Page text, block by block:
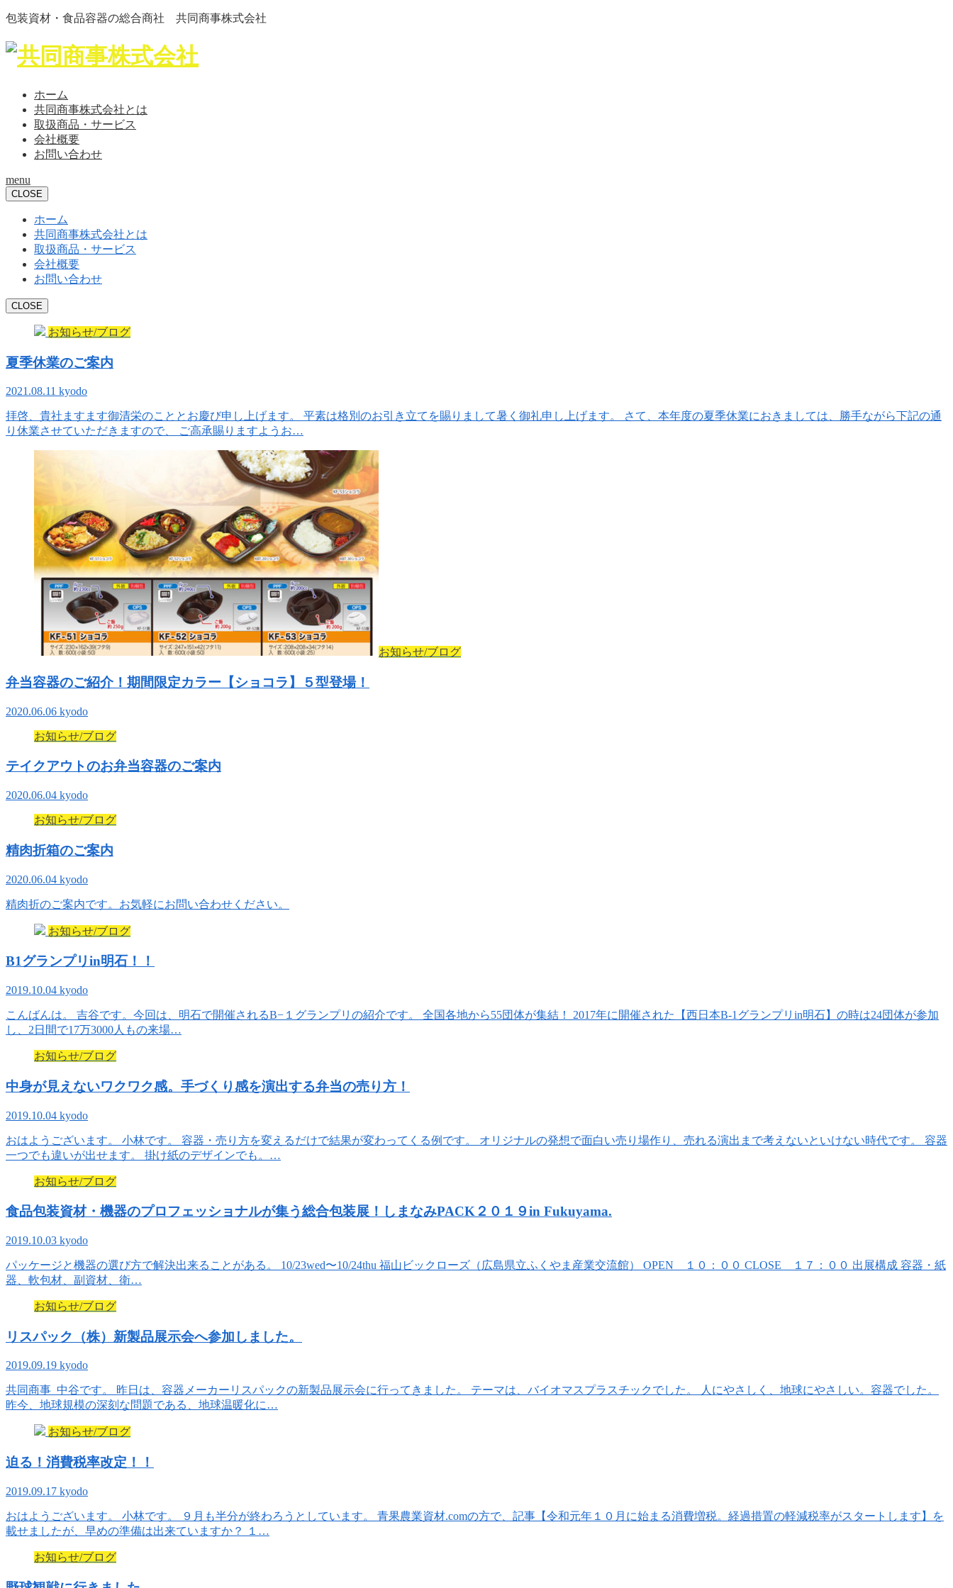
包装資材・食品容器の総合商社 共同商事株式会社
ホーム
共同商事株式会社とは
取扱商品・サービス
会社概要
お問い合わせ
menu
CLOSE
ホーム
共同商事株式会社とは
取扱商品・サービス
会社概要
お問い合わせ
CLOSE
お知らせ/ブログ
夏季休業のご案内
2021.08.11 kyodo
拝啓、貴社ますます御清栄のこととお慶び申し上げます。 平素は格別のお引き立てを賜りまして暑く御礼申し上げます。 さて、本年度の夏季休業におきましては、勝手ながら下記の通
り休業させていただきますので、 ご高承賜りますようお…
お知らせ/ブログ
弁当容器のご紹介！期間限定カラー【ショコラ】５型登場！
2020.06.06 kyodo
お知らせ/ブログ
テイクアウトのお弁当容器のご案内
2020.06.04 kyodo
お知らせ/ブログ
精肉折箱のご案内
2020.06.04 kyodo
精肉折のご案内です。お気軽にお問い合わせください。
お知らせ/ブログ
B1グランプリin明石！！
2019.10.04 kyodo
こんばんは。 吉谷です。今回は、明石で開催されるB−１グランプリの紹介です。 全国各地から55団体が集結！ 2017年に開催された【西日本B-1グランプリin明石】の時は24団体が参加
し、2日間で17万3000人もの来場…
お知らせ/ブログ
中身が見えないワクワク感。手づくり感を演出する弁当の売り方！
2019.10.04 kyodo
おはようございます。 小林です。 容器・売り方を変えるだけで結果が変わってくる例です。 オリジナルの発想で面白い売り場作り、売れる演出まで考えないといけない時代です。 容器
一つでも違いが出せます。 掛け紙のデザインでも。…
お知らせ/ブログ
食品包装資材・機器のプロフェッショナルが集う総合包装展！しまなみPACK２０１９in Fukuyama.
2019.10.03 kyodo
パッケージと機器の選び方で解決出来ることがある。 10/23wed〜10/24thu 福山ビックローズ（広島県立ふくやま産業交流館） OPEN １０：００ CLOSE １７：００ 出展構成 容器・紙
器、軟包材、副資材、衛…
お知らせ/ブログ
リスパック（株）新製品展示会へ参加しました。
2019.09.19 kyodo
共同商事 中谷です。 昨日は、容器メーカーリスパックの新製品展示会に行ってきました。 テーマは、バイオマスプラスチックでした。 人にやさしく、地球にやさしい。容器でした。
昨今、地球規模の深刻な問題である、地球温暖化に…
お知らせ/ブログ
迫る！消費税率改定！！
2019.09.17 kyodo
おはようございます。 小林です。 ９月も半分が終わろうとしています。 青果農業資材.comの方で、記事【令和元年１０月に始まる消費増税。経過措置の軽減税率がスタートします】を
載せましたが、早めの準備は出来ていますか？ １…
お知らせ/ブログ